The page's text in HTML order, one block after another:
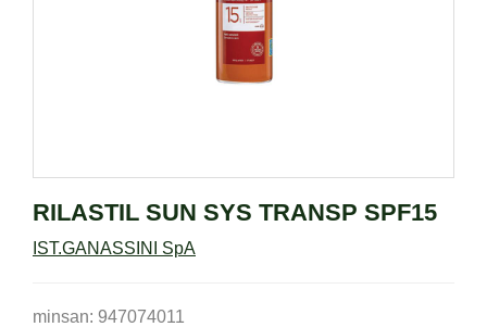
RILASTIL SUN SYS TRANSP SPF15
IST.GANASSINI SpA
minsan: 947074011